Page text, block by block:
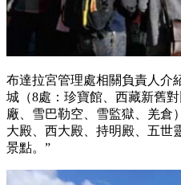
布達拉宮管理處相關負責人介
城（8處：珍寶館、西藏新舊
廠、雪巴勒空、雪監獄、羌倉
大殿、西大殿、持明殿、五世
景點。”